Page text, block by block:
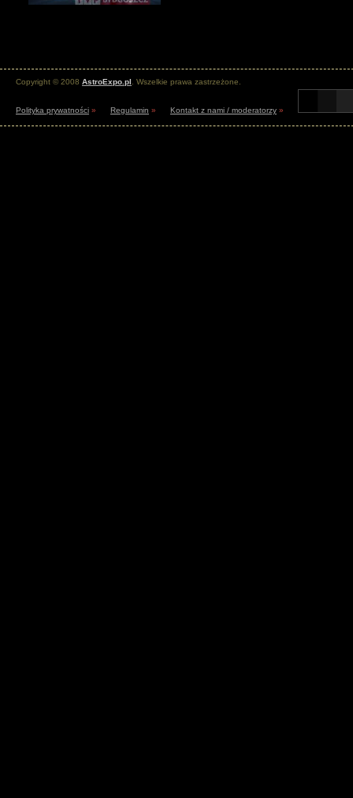
Copyright © 2008 AstroExpo.pl . Wszelkie prawa zastrzeżone.
Polityka prywatności » Regulamin » Kontakt z nami / moderatorzy »